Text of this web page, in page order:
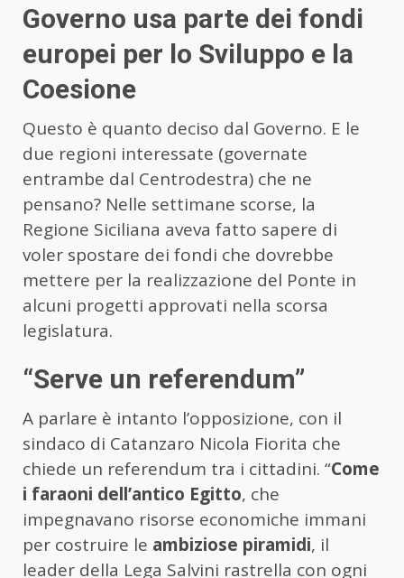
Governo usa parte dei fondi
europei per lo Sviluppo e la
Coesione
Questo è quanto deciso dal Governo. E le
due regioni interessate (governate
entrambe dal Centrodestra) che ne
pensano? Nelle settimane scorse, la
Regione Siciliana aveva fatto sapere di
voler spostare dei fondi che dovrebbe
mettere per la realizzazione del Ponte in
alcuni progetti approvati nella scorsa
legislatura.
“Serve un referendum”
A parlare è intanto l’opposizione, con il
sindaco di Catanzaro Nicola Fiorita che
chiede un referendum tra i cittadini. “Come
i faraoni dell’antico Egitto, che
impegnavano risorse economiche immani
per costruire le ambiziose piramidi, il
leader della Lega Salvini rastrella con ogni